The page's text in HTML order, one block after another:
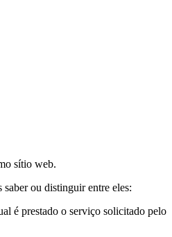
sítio web.
ou distinguir entre eles:
é prestado o serviço solicitado pelo